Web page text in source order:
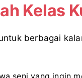
Kelas
berbagai
seni yang ingin